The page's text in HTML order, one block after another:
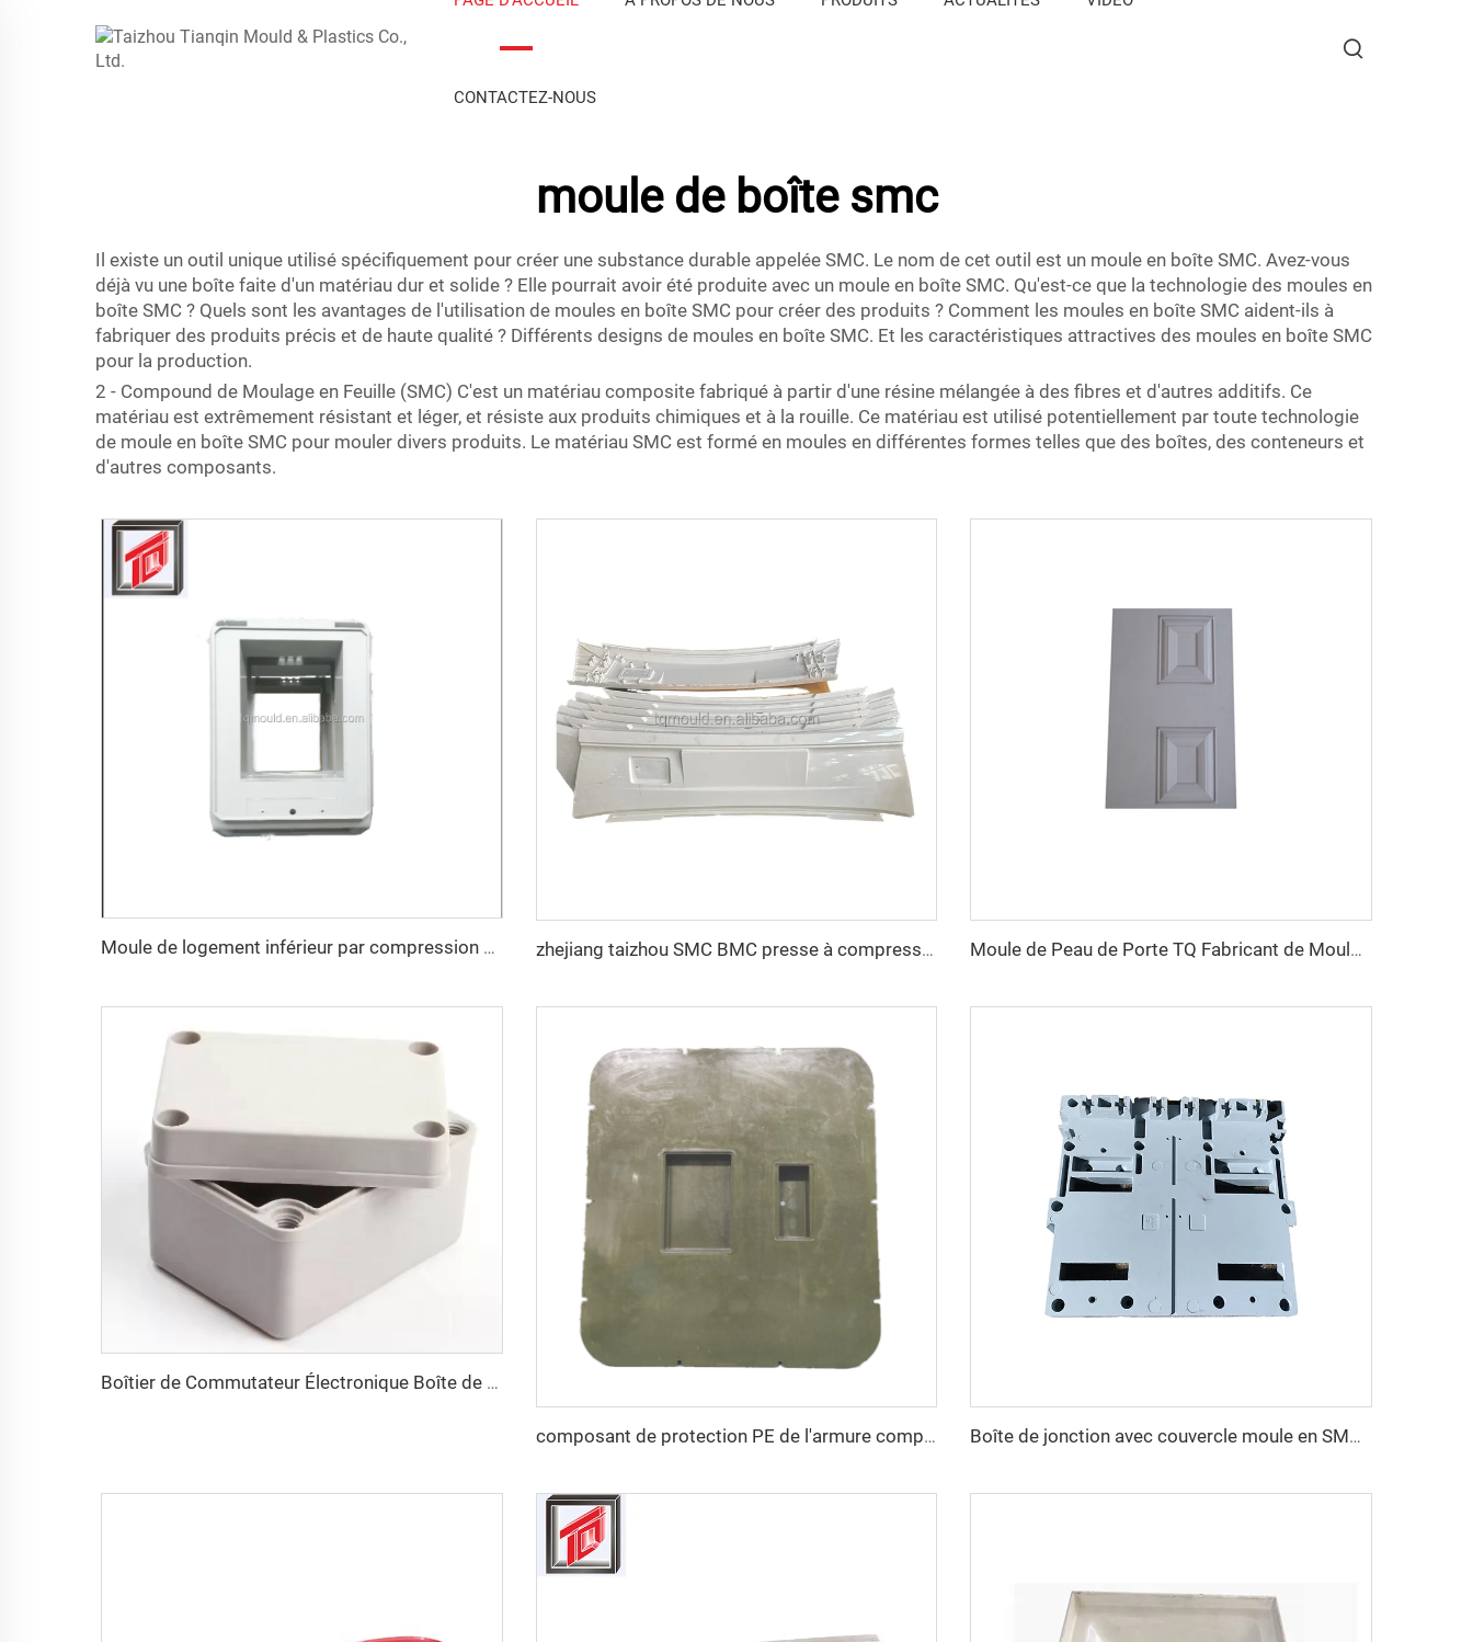
CONTACTEZ-NOUS
moule de boîte smc
Il existe un outil unique utilisé spécifiquement pour créer une substance durable appelée SMC. Le nom de cet outil est un moule en boîte SMC. Avez-vous
déjà vu une boîte faite d'un matériau dur et solide ? Elle pourrait avoir été produite avec un moule en boîte SMC. Qu'est-ce que la technologie des moules en
boîte SMC ? Quels sont les avantages de l'utilisation de moules en boîte SMC pour créer des produits ? Comment les moules en boîte SMC aident-ils à
fabriquer des produits précis et de haute qualité ? Différents designs de moules en boîte SMC. Et les caractéristiques attractives des moules en boîte SMC
pour la production.
2 - Compound de Moulage en Feuille (SMC) C'est un matériau composite fabriqué à partir d'une résine mélangée à des fibres et d'autres additifs. Ce
matériau est extrêmement résistant et léger, et résiste aux produits chimiques et à la rouille. Ce matériau est utilisé potentiellement par toute technologie
de moule en boîte SMC pour mouler divers produits. Le matériau SMC est formé en moules en différentes formes telles que des boîtes, des conteneurs et
d'autres composants.
Moule de logement inférieur par compression SMC zhejiang taizhou SMC BMC presse à compression matrices progressives Matricage outillage pour outillage de pièces automobiles Moule de Peau de Porte TQ Fabricant de Moules Chine Taizhou Moulage par Compression SMC/BMC
Boîtier de Commutateur Électronique Boîte de Jonction Électrique Boîte de Mould SMC BMC Taizhou Town
composant de protection PE de l'armure composite couvercle smc moule à plaque plastique moule de compression ville des moules Taizhou Boîte de jonction avec couvercle moule en SMC Moule de compression Boîte d'interrupteur Fabrique de moules Huangyan TQ